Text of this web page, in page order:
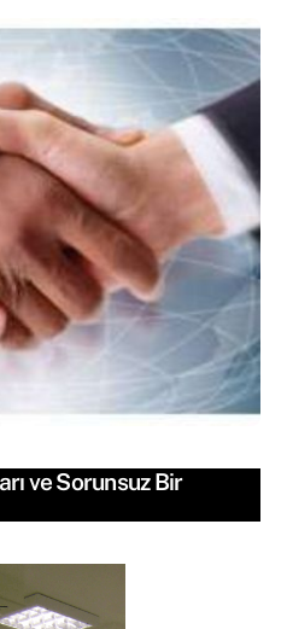
ve Sorunsuz Bir